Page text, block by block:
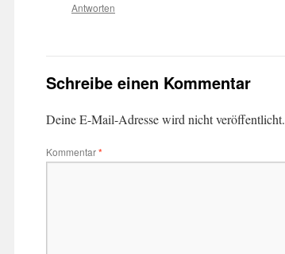
Antworten
Schreibe einen Kommentar
Deine E-Mail-Adresse wird nicht veröffentlicht.
Kommentar*